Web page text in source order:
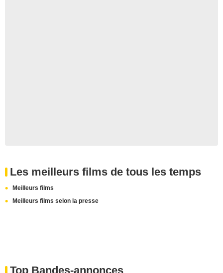
Les meilleurs films de tous les temps
Meilleurs films
Meilleurs films selon la presse
Top Bandes-annonces